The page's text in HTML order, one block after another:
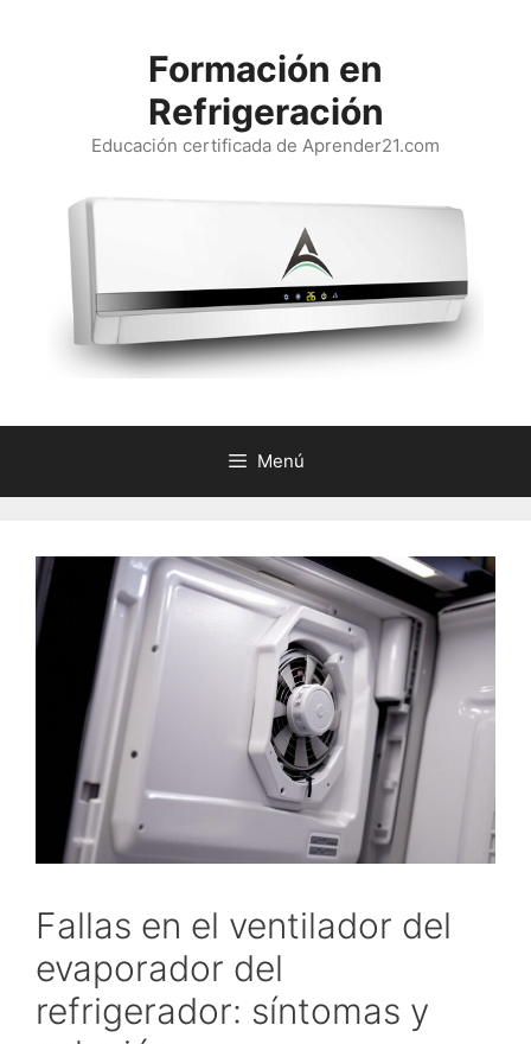
Formación en
Refrigeración
Educación certificada de Aprender21.com
Menú
Fallas en el ventilador del
evaporador del
refrigerador: síntomas y